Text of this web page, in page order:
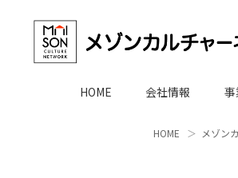
HOME 会社情報
HOME メゾン